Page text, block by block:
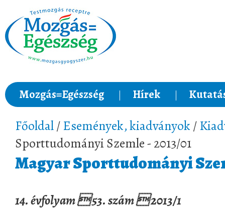
Mozgás=Egészség Hírek
Főoldal/ Események, kiadványok /
Sporttudományi Szemle - 2013/01
Magyar Sporttudományi
14. évfolyam  53. szám  2013/1